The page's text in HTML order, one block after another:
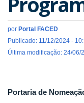
por Portal FACED
Publicado: 11/12/2024 -
Última modificação: 24/06/
Portaria de